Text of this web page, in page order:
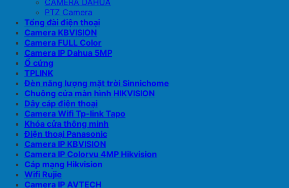
CAMERA DAHUA
PTZ Camera
Tổng đài điện thoại
Camera KBVISION
Camera FULL Color
Camera IP Dahua 5MP
Ổ cứng
TPLINK
Đèn năng lượng mặt trời Sinnichome
Chuông cửa màn hình HIKVISION
Dây cáp điện thoại
Camera Wifi Tp-link Tapo
Khóa cửa thông minh
Điện thoại Panasonic
Camera IP KBVISION
Camera IP Colorvu 4MP Hikvision
Cáp mạng Hikvision
Wifi Rujie
Camera IP AVTECH